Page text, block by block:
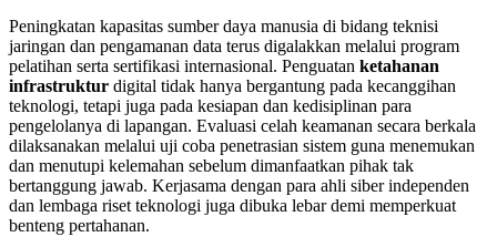
Peningkatan kapasitas sumber daya manusia di bidang teknisi
jaringan dan pengamanan data terus digalakkan melalui program
pelatihan serta sertifikasi internasional. Penguatan ketahanan
infrastruktur digital tidak hanya bergantung pada kecanggihan
teknologi, tetapi juga pada kesiapan dan kedisiplinan para
pengelolanya di lapangan. Evaluasi celah keamanan secara berkala
dilaksanakan melalui uji coba penetrasian sistem guna menemukan
dan menutupi kelemahan sebelum dimanfaatkan pihak tak
bertanggung jawab. Kerjasama dengan para ahli siber independen
dan lembaga riset teknologi juga dibuka lebar demi memperkuat
benteng pertahanan.